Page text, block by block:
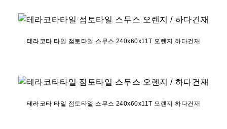
테라코타 타일 점토타일 스무스 240x60x11T 오렌지 하다건재
테라코타 타일 점토타일 스무스 240x60x11T 오렌지 하다건재